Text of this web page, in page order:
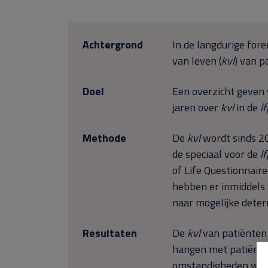
Achtergrond In de langdurige
van leven (kvl) van
Doel
Een overzicht
jaren overkvlin de
Methode
De kvlwordt sinds
de speciaal voor de
of Life
hebben er
naar mogelijke
Resultaten
De kvlvan patiënten
hangen met